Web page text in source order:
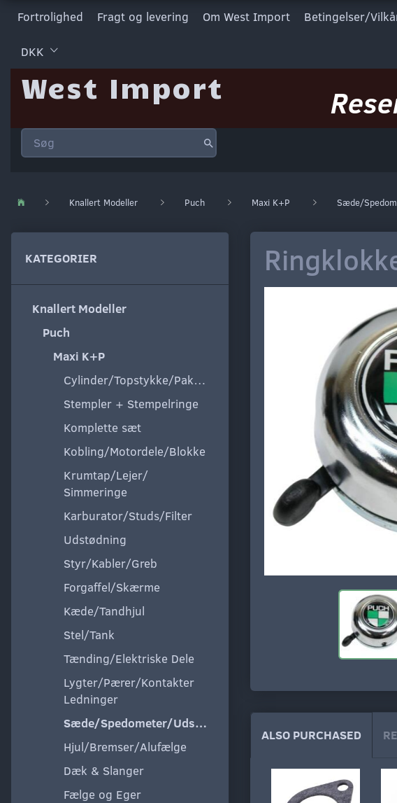
Fortrolighed Fragt og levering Om West Import Betingelser/
DKK
West Import
Knallert Modeller Puch Maxi K+P Sæde/
KATEGORIER
Knallert Modeller
Puch
Maxi K+P
Cylinder/Topstykke/Pakning
Stempler + Stempelringe
Komplette sæt
Kobling/Motordele/Blokke
Krumtap/Lejer/
Simmeringe
Karburator/Studs/Filter
Udstødning
Styr/Kabler/Greb
Forgaffel/Skærme
Kæde/Tandhjul
Stel/Tank
Tænding/Elektriske Dele
Lygter/Pærer/Kontakter
Ledninger
Sæde/Spedometer/Udstyr
Hjul/Bremser/Alufælge
Dæk & Slanger
Fælge og Eger
ALSO PURCHASED